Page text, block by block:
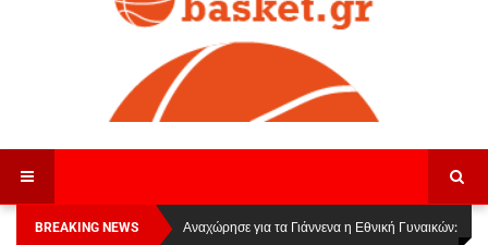
BREAKING NEWS
Οι Πάνθηρες Καβάλας στην Women Basketball
Αναχώρησε για τα Γιάννενα η Εθνική Γυναικών: